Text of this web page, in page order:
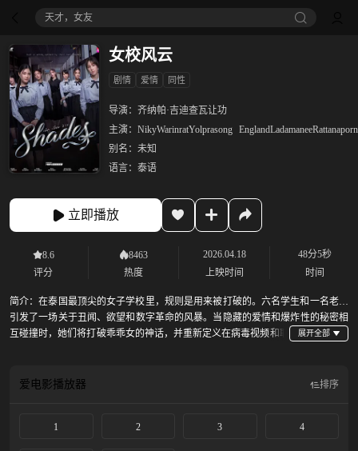
天才，女友
女校风云
剧情 爱情 同性
导演： 齐纳帕·吉迪查瓦让功
主演： NikyWarinratYolprasong
别名： 未知
语言： 泰语
立即播放
8.6
评分
8463
热度
2026.04.18
上映时间
48分5秒
时间
简介：在泰国最顶尖的女子学校里，规则是用来被打破的。六名学生和一名老师
引发了一场关于丑闻、欲望和数字革命的风暴。当隐藏的爱情和爆炸性的秘密相
互碰撞时，她们将打破乖乖女的神话，并重新定义在病毒视频和取
爱电影播放器 排序
1 2 3 4